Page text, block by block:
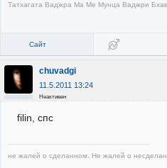
Татхагата Ваджра Ма Ме Мунца Ваджри
Сайт
chuvadgi
11.5.2011 13:24
Неактивен
filin, спс
не жалей о сделанном. Не жалей о